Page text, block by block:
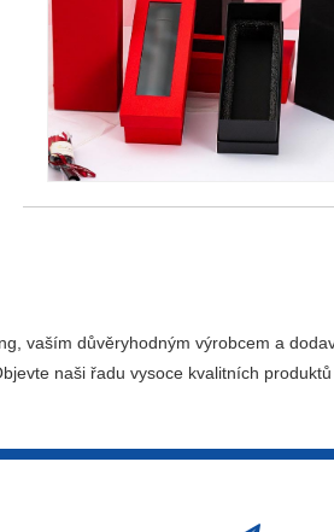
vaším důvěryhodným výrobcem a
naši řadu vysoce kvalitních